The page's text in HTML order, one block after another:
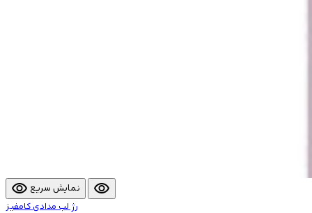
visibility نمایش سریع visibility
رژ لب مدادی کامفیز